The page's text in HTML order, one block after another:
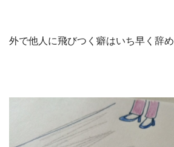
外で他人に飛びつく癖はいち早く辞め